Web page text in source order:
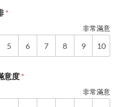
*
非常滿意
5 6 7 8 9 10
意度 *
非常滿意